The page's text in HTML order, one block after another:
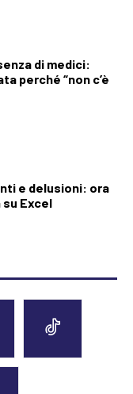
di medici:
perché “non c’è
e delusioni: ora
su Excel